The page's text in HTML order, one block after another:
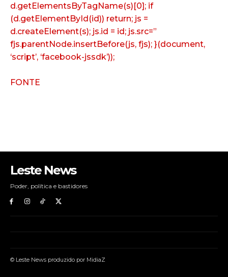
d.getElementsByTagName(s)[0]; if
(d.getElementById(id)) return; js =
d.createElement(s); js.id = id; js.src=”
fjs.parentNode.insertBefore(js, fjs); }(document,
‘script’, ‘facebook-jssdk’));
FONTE
Leste News
Poder, política e bastidores
© Leste News produzido por MidiaZ